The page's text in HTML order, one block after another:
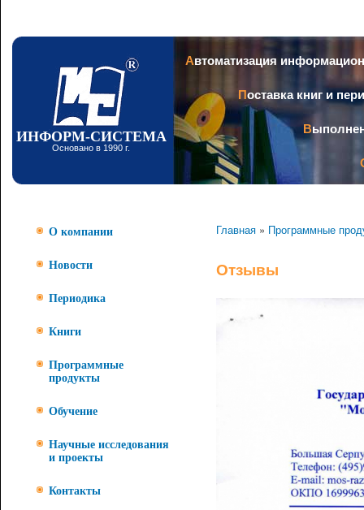
ИНФОРМ-СИСТЕМА
Основано в 1990 г.
Автоматизация
Поставка книг и
О компании
Новости
Периодика
Книги
Программные
продукты
Обучение
Научные исследования
и проекты
Контакты
Главная » Программные
Отзывы